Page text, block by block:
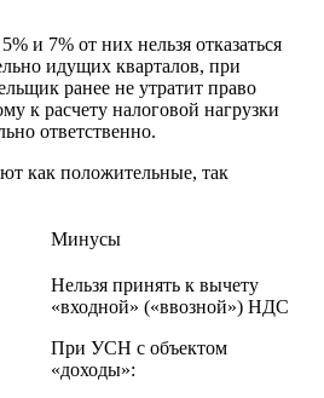
и 7% от них нельзя отказаться
идущих кварталов, при
ранее не утратит право
к расчету налоговой нагрузки
ответственно.
как положительные, так
Минусы
Нельзя принять к вычету
«входной» («ввозной») НДС
При УСН с объектом
«доходы»: